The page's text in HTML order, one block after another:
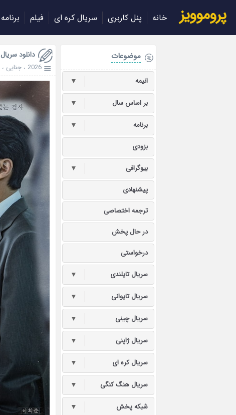
پروموویز خانه پنل کاربری سریال کره ای فیلم برنامه
دانلود سریال The Scarecrow 2026
2026 ، جنایی ،
موضوعات
انیمه ▼
بر اساس سال ▼
برنامه ▼
بزودی
بیوگرافی ▼
پیشنهادی
ترجمه اختصاصی
در حال پخش
درخواستی
سریال تایلندی ▼
سریال تایوانی ▼
سریال چینی ▼
سریال ژاپنی ▼
سریال کره ای ▼
سریال هنگ کنگی ▼
شبکه پخش ▼